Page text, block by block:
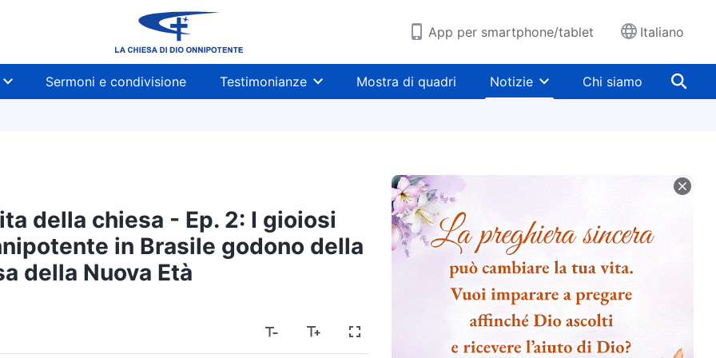
App per smartphone/tablet Italiano
Sermoni e condivisione Testimonianze Mostra di quadri Notizie Chi siamo
della chiesa - Ep. 2: I gioiosi
in Brasile godono della
della Nuova Età